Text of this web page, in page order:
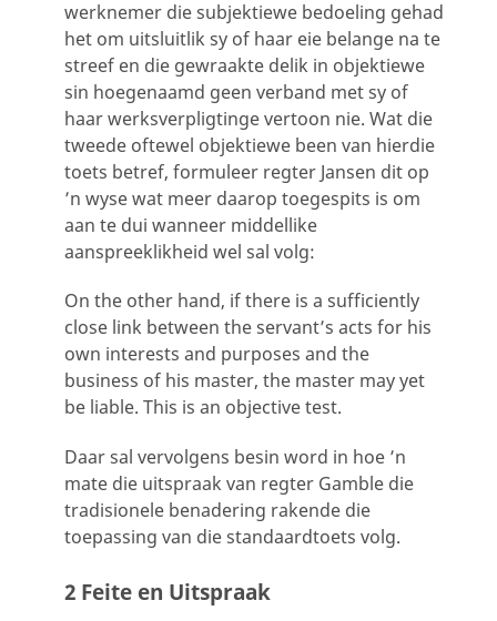
werknemer die subjektiewe bedoeling gehad
het om uitsluitlik sy of haar eie belange na te
streef en die gewraakte delik in objektiewe
sin hoegenaamd geen verband met sy of
haar werksverpligtinge vertoon nie. Wat die
tweede oftewel objektiewe been van hierdie
toets betref, formuleer regter Jansen dit op
’n wyse wat meer daarop toegespits is om
aan te dui wanneer middellike
aanspreeklikheid wel sal volg:
On the other hand, if there is a sufficiently
close link between the servant’s acts for his
own interests and purposes and the
business of his master, the master may yet
be liable. This is an objective test.
Daar sal vervolgens besin word in hoe ’n
mate die uitspraak van regter Gamble die
tradisionele benadering rakende die
toepassing van die standaardtoets volg.
2 Feite en Uitspraak